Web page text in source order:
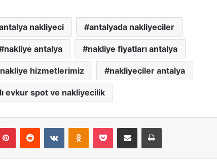
nakliyeci antalyada nakliyeciler
nakliye antalya nakliye fiyatları antalya
nakliye hizmetlerimiz nakliyeciler antalya
evkur spot ve nakliyecilik
PinterestReddit VKontakteOdnoklassniki
Pocket E-Posta ile paylaş Yazdır